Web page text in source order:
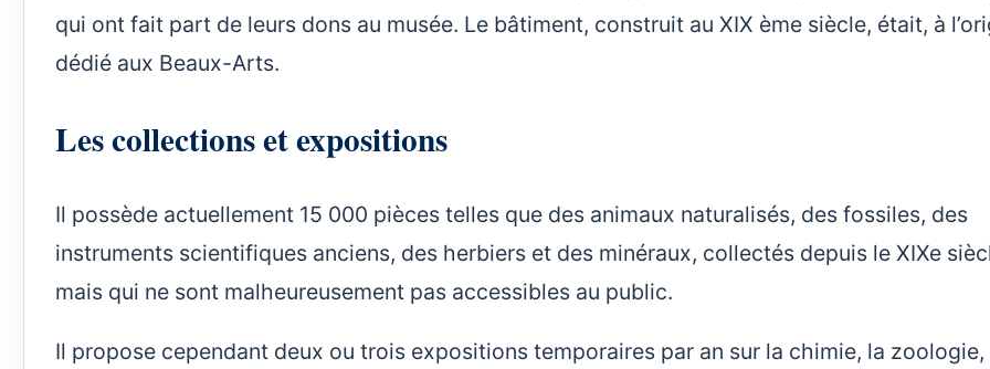
qui ont fait part de leurs dons au musée. Le bâtiment, construit au XIX ème siècle, était, à
dédié aux Beaux-Arts.
Les collections et expositions
Il possède actuellement 15 000 pièces telles que des animaux naturalisés, des fossiles, des
instruments scientifiques anciens, des herbiers et des minéraux, collectés depuis le XIXe
mais qui ne sont malheureusement pas accessibles au public.
Il propose cependant deux ou trois expositions temporaires par an sur la chimie, la zoologie,